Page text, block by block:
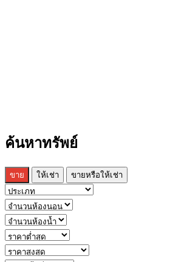
ค้นหาทรัพย์
ขาย ให้เช่า ขายหรือให้เช่า